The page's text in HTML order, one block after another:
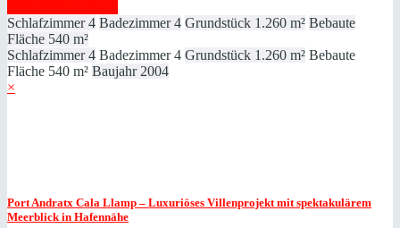
Schlafzimmer 4 Badezimmer 4 Grundstück 1.260 m² Bebaute
Fläche 540 m²
Schlafzimmer 4 Badezimmer 4 Grundstück 1.260 m² Bebaute
Fläche 540 m² Baujahr 2004
×
Port Andratx Cala Llamp – Luxuriöses Villenprojekt mit spektakulärem
Meerblick in Hafennähe